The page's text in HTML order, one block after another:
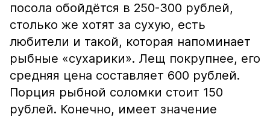
посола обойдётся в 250-300 рублей,
столько же хотят за сухую, есть
любители и такой, которая напоминает
рыбные «сухарики». Лещ покрупнее, его
средняя цена составляет 600 рублей.
Порция рыбной соломки стоит 150
рублей. Конечно, имеет значение